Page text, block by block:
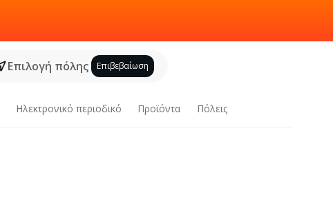
Επιλογή πόλης Επιβεβαίωση
Ηλεκτρονικό περιοδικό Προϊόντα Πόλεις